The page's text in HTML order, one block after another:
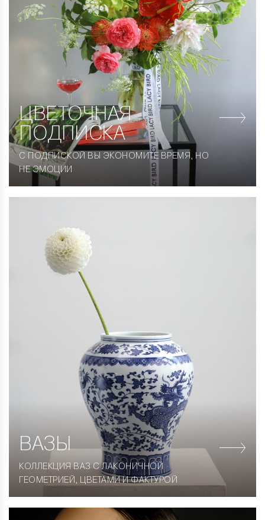
ЦВЕТОЧНАЯ
ПОДПИСКА
С ПОДПИСКОЙ ВЫ ЭКОНОМИТЕ ВРЕМЯ, НО
НЕ ЭМОЦИИ
ВАЗЫ
КОЛЛЕКЦИЯ ВАЗ С ЛАКОНИЧНОЙ
ГЕОМЕТРИЕЙ, ЦВЕТАМИ И ФАКТУРОЙ